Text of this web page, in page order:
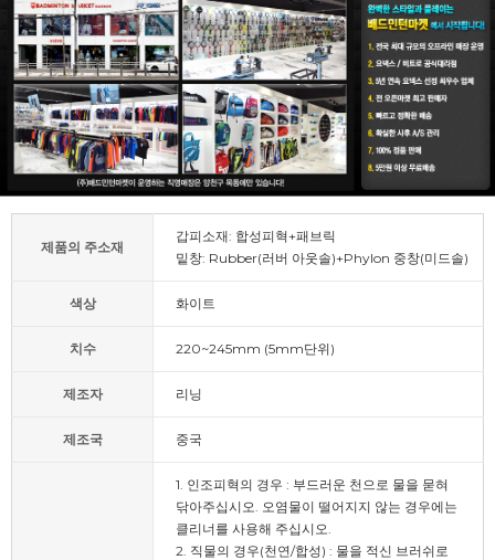
제품의 주소재
갑피소재: 합성피혁+패브릭
밑창: Rubber(러버 아웃솔)+Phylon 중창(미드솔)
색상 화이트
치수 220~245mm (5mm단위)
제조자 리닝
제조국 중국
1. 인조피혁의 경우 : 부드러운 천으로 물을 묻혀
닦아주십시오. 오염물이 떨어지지 않는 경우에는
클리너를 사용해 주십시오.
2. 직물의 경우(천연/합성) : 물을 적신 브러쉬로